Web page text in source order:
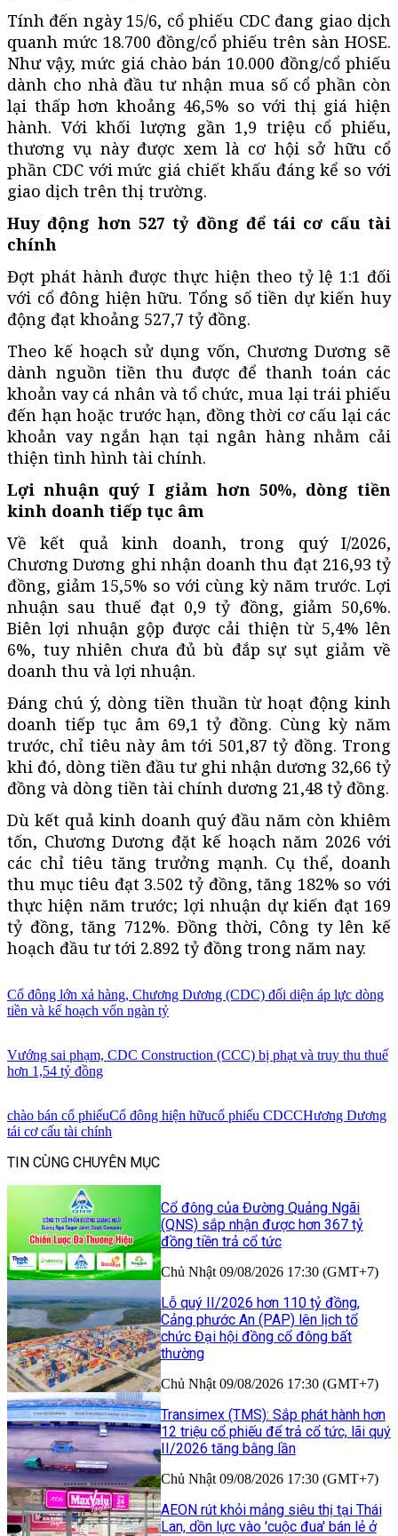
Tính đến ngày 15/6, cổ phiếu CDC đang giao dịch
quanh mức 18.700 đồng/cổ phiếu trên sàn HOSE.
Như vậy, mức giá chào bán 10.000 đồng/cổ phiếu
dành cho nhà đầu tư nhận mua số cổ phần còn
lại thấp hơn khoảng 46,5% so với thị giá hiện
hành. Với khối lượng gần 1,9 triệu cổ phiếu,
thương vụ này được xem là cơ hội sở hữu cổ
phần CDC với mức giá chiết khấu đáng kể so với
giao dịch trên thị trường.
Huy động hơn 527 tỷ đồng để tái cơ cấu tài
chính
Đợt phát hành được thực hiện theo tỷ lệ 1:1 đối
với cổ đông hiện hữu. Tổng số tiền dự kiến huy
động đạt khoảng 527,7 tỷ đồng.
Theo kế hoạch sử dụng vốn, Chương Dương sẽ
dành nguồn tiền thu được để thanh toán các
khoản vay cá nhân và tổ chức, mua lại trái phiếu
đến hạn hoặc trước hạn, đồng thời cơ cấu lại các
khoản vay ngắn hạn tại ngân hàng nhằm cải
thiện tình hình tài chính.
Lợi nhuận quý I giảm hơn 50%, dòng tiền
kinh doanh tiếp tục âm
Về kết quả kinh doanh, trong quý I/2026,
Chương Dương ghi nhận doanh thu đạt 216,93 tỷ
đồng, giảm 15,5% so với cùng kỳ năm trước. Lợi
nhuận sau thuế đạt 0,9 tỷ đồng, giảm 50,6%.
Biên lợi nhuận gộp được cải thiện từ 5,4% lên
6%, tuy nhiên chưa đủ bù đắp sự sụt giảm về
doanh thu và lợi nhuận.
Đáng chú ý, dòng tiền thuần từ hoạt động kinh
doanh tiếp tục âm 69,1 tỷ đồng. Cùng kỳ năm
trước, chỉ tiêu này âm tới 501,87 tỷ đồng. Trong
khi đó, dòng tiền đầu tư ghi nhận dương 32,66 tỷ
đồng và dòng tiền tài chính dương 21,48 tỷ đồng.
Dù kết quả kinh doanh quý đầu năm còn khiêm
tốn, Chương Dương đặt kế hoạch năm 2026 với
các chỉ tiêu tăng trưởng mạnh. Cụ thể, doanh
thu mục tiêu đạt 3.502 tỷ đồng, tăng 182% so với
thực hiện năm trước; lợi nhuận dự kiến đạt 169
tỷ đồng, tăng 712%. Đồng thời, Công ty lên kế
hoạch đầu tư tới 2.892 tỷ đồng trong năm nay.
Cổ đông lớn xả hàng, Chương Dương (CDC) đối diện áp lực dòng
tiền và kế hoạch vốn ngàn tỷ
Vướng sai phạm, CDC Construction (CCC) bị phạt và truy thu thuế
hơn 1,54 tỷ đồng
chào bán cổ phiếuCổ đông hiện hữucổ phiếu CDCCHương Dương
tái cơ cấu tài chính
TIN CÙNG CHUYÊN MỤC
Cổ đông của Đường Quảng Ngãi
(QNS) sắp nhận được hơn 367 tỷ
đồng tiền trả cổ tức
Chủ Nhật 09/08/2026 17:30 (GMT+7)
Lỗ quý II/2026 hơn 110 tỷ đồng,
Cảng phước An (PAP) lên lịch tổ
chức Đại hội đồng cổ đông bất
thường
Chủ Nhật 09/08/2026 17:30 (GMT+7)
Transimex (TMS): Sắp phát hành hơn
12 triệu cổ phiếu để trả cổ tức, lãi quý
II/2026 tăng bằng lần
Chủ Nhật 09/08/2026 17:30 (GMT+7)
AEON rút khỏi mảng siêu thị tại Thái
Lan, dồn lực vào 'cuộc đua' bán lẻ ở